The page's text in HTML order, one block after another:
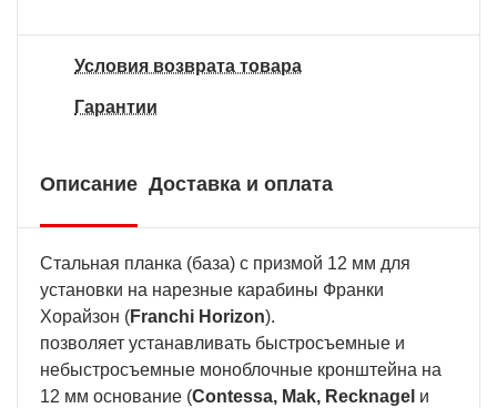
Условия возврата товара
Гарантии
Описание Доставка и оплата
Стальная планка (база) с призмой 12 мм для
установки на нарезные карабины Франки
Хорайзон (Franchi Horizon).
позволяет устанавливать быстросъемные и
небыстросъемные моноблочные кронштейна на
12 мм основание (Contessa, Mak, Recknagel и